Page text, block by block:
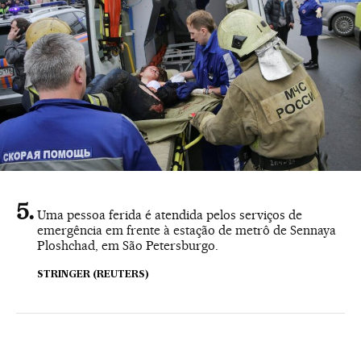
Uma pessoa ferida é atendida pelos serviços de
emergência em frente à estação de metrô de Sennaya
Ploshchad, em São Petersburgo.
STRINGER (REUTERS)